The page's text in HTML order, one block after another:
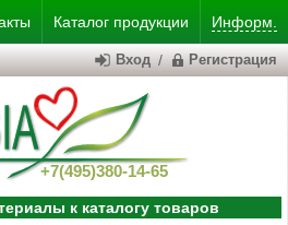
Каталог продукции Информ.
+7(495)380-14-65
Вход / Регистрация
к каталогу товаров